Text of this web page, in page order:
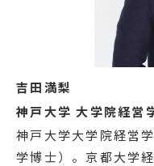
吉田満梨
神戸大学 大学院経営
神戸大学大学院経営
学博士）。京都大学